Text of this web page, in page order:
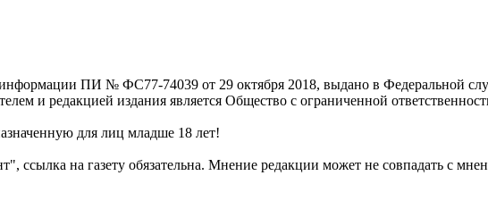
информации ПИ № ФС77-74039 от 29 октября 2018, выдано в Федеральной
и редакцией издания является Общество с ограниченной
для лиц младше 18 лет!
ссылка на газету обязательна. Мнение редакции может не совпадать с